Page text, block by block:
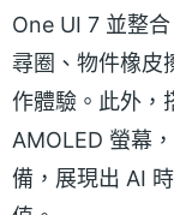
One UI 7 並整
尋圈、物件橡皮
作體驗。此外，
AMOLED 螢幕
備，展現出 AI